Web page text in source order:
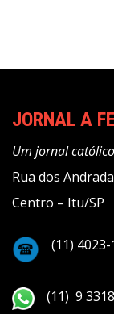
JORNAL A
Um jornal
Rua dos
Centro – Itu/SP
(11) 4023-
(11) 9